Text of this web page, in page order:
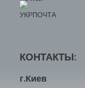
КОНТАКТЫ:
г.Киев